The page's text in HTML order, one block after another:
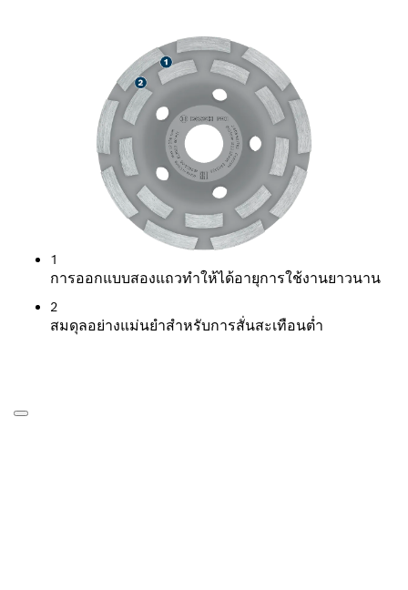
1
การออกแบบสองแถวทำให้ได้อายุการใช้งานยาวนาน
2
สมดุลอย่างแม่นยำสำหรับการสั่นสะเทือนต่ำ